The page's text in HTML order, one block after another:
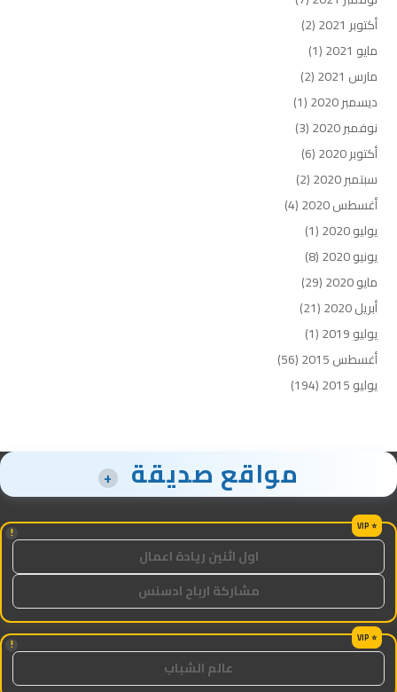
أكتوبر 2021
(2)
مايو 2021
(1)
مارس 2021
(2)
ديسمبر 2020
(1)
نوفمبر 2020
(3)
أكتوبر 2020
(6)
سبتمبر 2020
(2)
أغسطس 2020
(4)
يوليو 2020
(1)
يونيو 2020
(8)
مايو 2020
(29)
أبريل 2020
(21)
يوليو 2019
(1)
أغسطس 2015
(56)
يوليو 2015
(194)
مواقع صديقة +
!
اول اثنين ريادة اعمال
مشاركة ارباح ادسنس
!
عالم الشباب